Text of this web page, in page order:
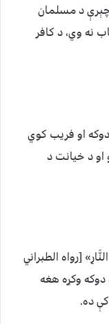
د مسلمان
نه وي، د کافر
او فریب کوي
د خیانت د
[رواه الطبراني
دوکه وکړه هغه
ده.